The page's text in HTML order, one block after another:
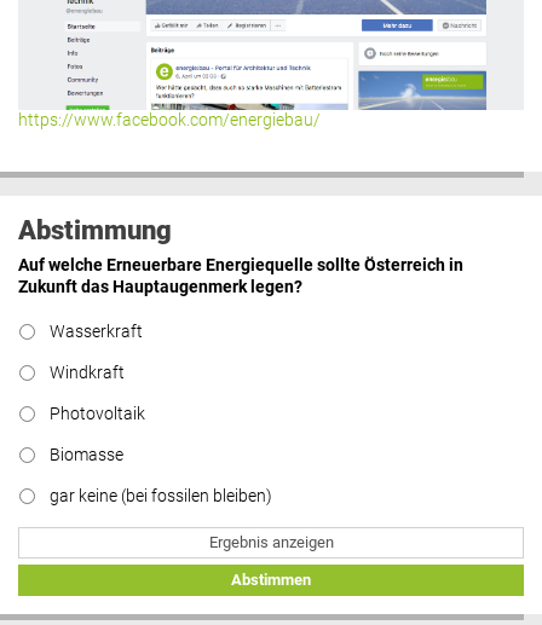
https://www.facebook.com/energiebau/
Abstimmung
Auf welche Erneuerbare Energiequelle sollte Österreich in
Zukunft das Hauptaugenmerk legen?
Wasserkraft
Windkraft
Photovoltaik
Biomasse
gar keine (bei fossilen bleiben)
Ergebnis anzeigen
Abstimmen